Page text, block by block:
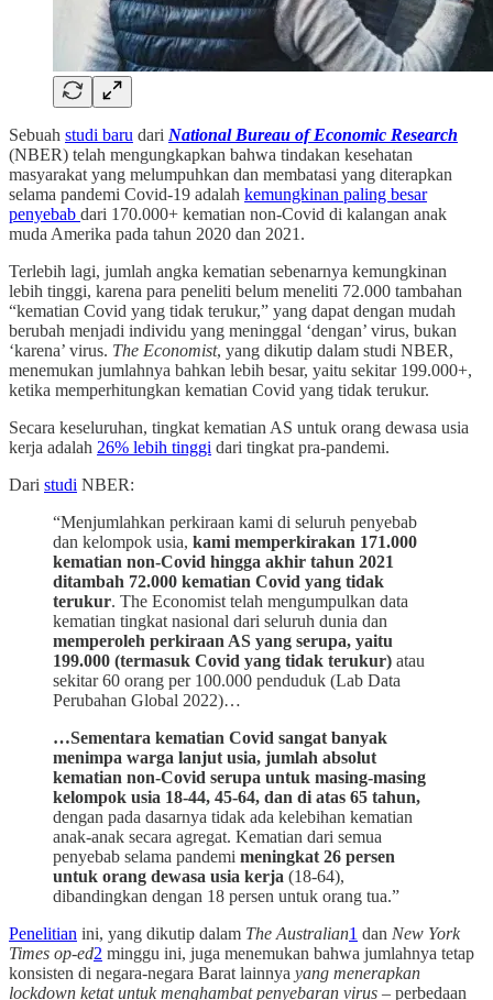
Sebuah studi baru dari National Bureau of Economic Research
(NBER) telah mengungkapkan bahwa tindakan kesehatan
masyarakat yang melumpuhkan dan membatasi yang diterapkan
selama pandemi Covid-19 adalah kemungkinan paling besar
penyebab dari 170.000+ kematian non-Covid di kalangan anak
muda Amerika pada tahun 2020 dan 2021.
Terlebih lagi, jumlah angka kematian sebenarnya kemungkinan
lebih tinggi, karena para peneliti belum meneliti 72.000 tambahan
“kematian Covid yang tidak terukur,” yang dapat dengan mudah
berubah menjadi individu yang meninggal ‘dengan’ virus, bukan
‘karena’ virus. The Economist, yang dikutip dalam studi NBER,
menemukan jumlahnya bahkan lebih besar, yaitu sekitar 199.000+,
ketika memperhitungkan kematian Covid yang tidak terukur.
Secara keseluruhan, tingkat kematian AS untuk orang dewasa usia
kerja adalah 26% lebih tinggi dari tingkat pra-pandemi.
Dari studi NBER:
“Menjumlahkan perkiraan kami di seluruh penyebab
dan kelompok usia, kami memperkirakan 171.000
kematian non-Covid hingga akhir tahun 2021
ditambah 72.000 kematian Covid yang tidak
terukur. The Economist telah mengumpulkan data
kematian tingkat nasional dari seluruh dunia dan
memperoleh perkiraan AS yang serupa, yaitu
199.000 (termasuk Covid yang tidak terukur) atau
sekitar 60 orang per 100.000 penduduk (Lab Data
Perubahan Global 2022)…
…Sementara kematian Covid sangat banyak
menimpa warga lanjut usia, jumlah absolut
kematian non-Covid serupa untuk masing-masing
kelompok usia 18-44, 45-64, dan di atas 65 tahun,
dengan pada dasarnya tidak ada kelebihan kematian
anak-anak secara agregat. Kematian dari semua
penyebab selama pandemi meningkat 26 persen
untuk orang dewasa usia kerja (18-64),
dibandingkan dengan 18 persen untuk orang tua.”
Penelitian ini, yang dikutip dalam The Australian1 dan New York
Times op-ed2 minggu ini, juga menemukan bahwa jumlahnya tetap
konsisten di negara-negara Barat lainnya yang menerapkan
lockdown ketat untuk menghambat penyebaran virus – perbedaan